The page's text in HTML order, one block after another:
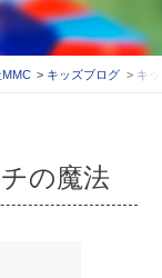
キッズブログ キ
の魔法